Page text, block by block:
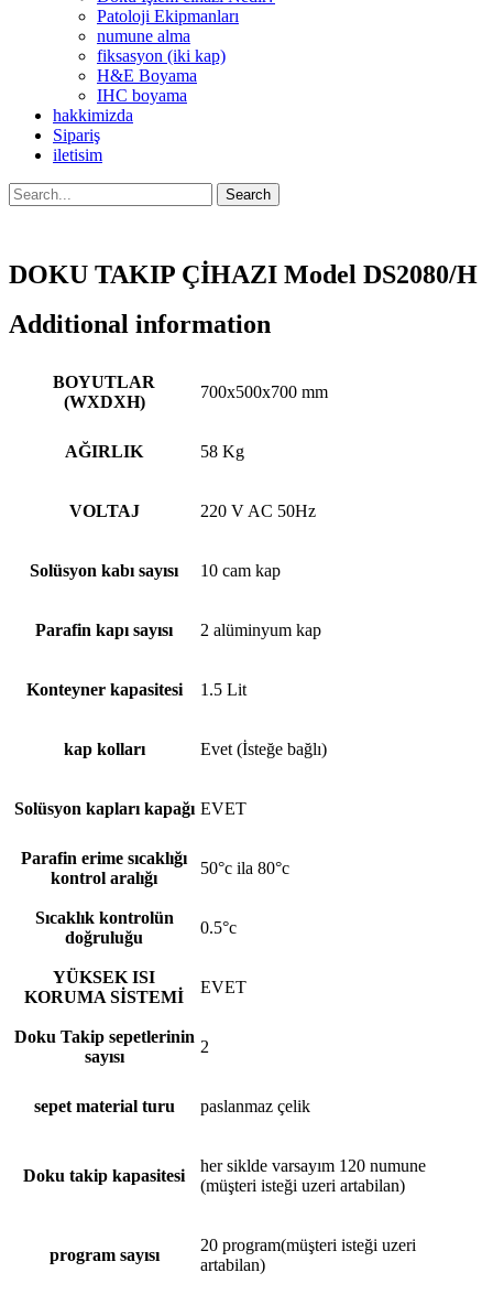
Patoloji Ekipmanları
numune alma
fiksasyon (iki kap)
H&E Boyama
IHC boyama
hakkimizda
Sipariş
iletisim
Search
DOKU TAKIP ÇİHAZI Model DS2080/H
Additional information
BOYUTLAR
(WXDXH)
700x500x700 mm
AĞIRLIK 58 Kg
VOLTAJ 220 V AC 50Hz
Solüsyon kabı sayısı 10 cam kap
Parafin kapı sayısı 2 alüminyum kap
Konteyner kapasitesi 1.5 Lit
kap kolları Evet (İsteğe bağlı)
Solüsyon kapları kapağı EVET
Parafin erime sıcaklığı
kontrol aralığı
50°c ila 80°c
Sıcaklık kontrolün
doğruluğu
0.5°c
YÜKSEK ISI
KORUMA SİSTEMİ
EVET
Doku Takip sepetlerinin
sayısı
2
sepet material turu paslanmaz çelik
Doku takip kapasitesi
her siklde varsayım 120 numune
(müşteri isteği uzeri artabilan)
program sayısı
20 program(müşteri isteği uzeri
artabilan)